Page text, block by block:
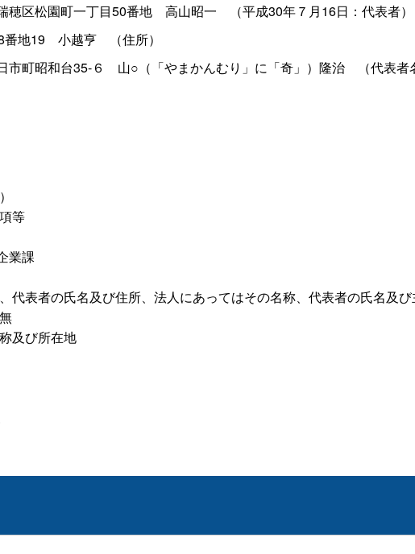
穂区松園町一丁目50番地 高山昭一
（平成30年７月16日：代表者）
地19 小越亨
（住所）
市町昭和台35‐６ 山○（「やまかんむり」に「奇」）隆治
（代表者
等
業課
代表者の氏名及び住所、法人にあってはその名称、代表者の氏名及び
及び所在地